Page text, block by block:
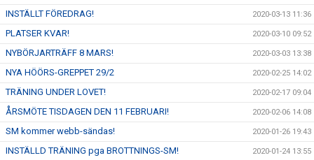
INSTÄLLT FÖREDRAG! 2020-03-13 11:36
PLATSER KVAR! 2020-03-10 09:52
NYBÖRJARTRÄFF 8 MARS! 2020-03-03 13:38
NYA HÖÖRS-GREPPET 29/2 2020-02-25 14:02
TRÄNING UNDER LOVET! 2020-02-17 09:04
ÅRSMÖTE TISDAGEN DEN 11 FEBRUARI! 2020-02-06 14:08
SM kommer webb-sändas! 2020-01-26 19:43
INSTÄLLD TRÄNING pga BROTTNINGS-SM! 2020-01-24 13:55